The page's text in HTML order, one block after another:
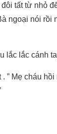
tất từ nhỏ
ngoại nói rồi
lắc lắc cánh
” Mẹ cháu